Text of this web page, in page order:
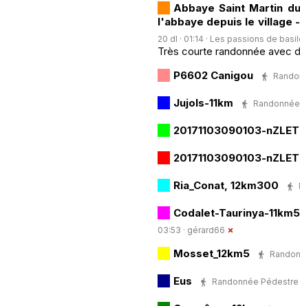
Abbaye Saint Martin
l'abbaye depuis le village
20 dl · 01:14 · Les passions de
Très courte randonnée avec
P6602 Canigou
Jujols-11km Randonnée
20171103090103-nZLET
20171103090103-nZLET
Ria_Conat, 12km300
Codalet-Taurinya-
03:53 · gérard66
Mosset_12km5
Eus Randonnée Pédestre